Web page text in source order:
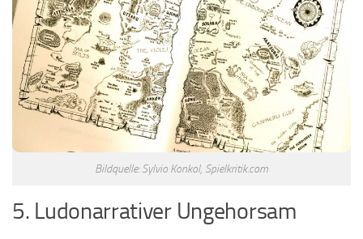
Bildquelle: Sylvio Konkol, Spielkritik.com
5. Ludonarrativer Ungehorsam